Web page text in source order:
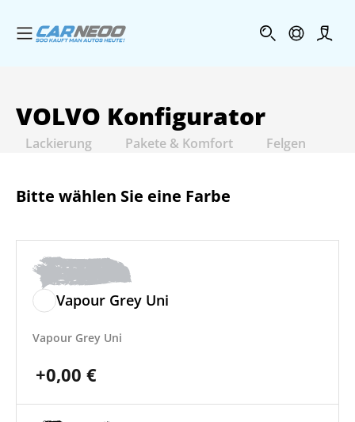
Menü öffnen
VOLVO Konfigurator
Lackierung Pakete & Komfort Felgen
Bitte wählen Sie eine Farbe
Vapour Grey Uni
Vapour Grey Uni
+0,00 €